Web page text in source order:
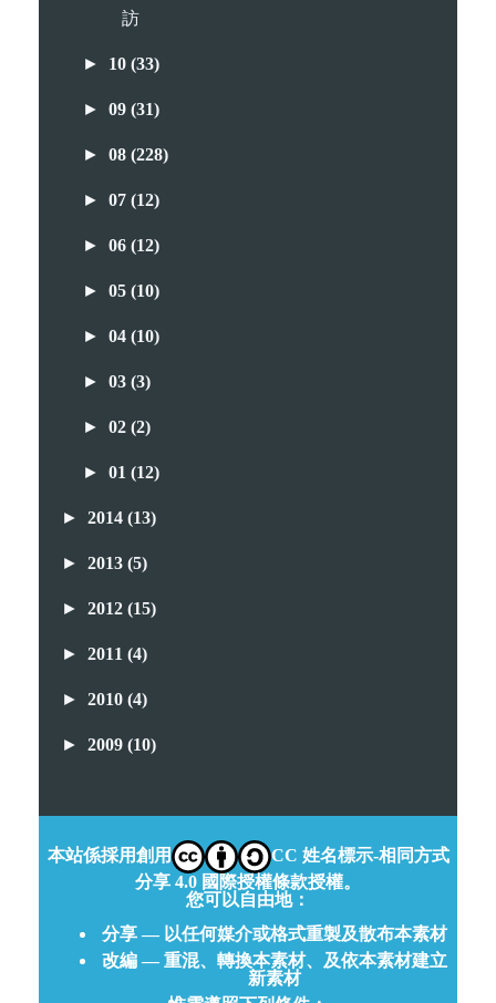
訪
► 10(33)
►09(31)
►08(228)
►07(12)
►06(12)
►05(10)
►04(10)
►03(3)
►02(2)
►01(12)
► 2014 (13)
► 2013 (5)
► 2012 (15)
► 2011 (4)
► 2010 (4)
► 2009 (10)
本站係採用創用
CC 姓名標示-相同方式
分享 4.0 國際授權條款授權。
您可以自由地：
分享 — 以任何媒介或格式重製及散布本素材
改編 — 重混、轉換本素材、及依本素材建立
新素材